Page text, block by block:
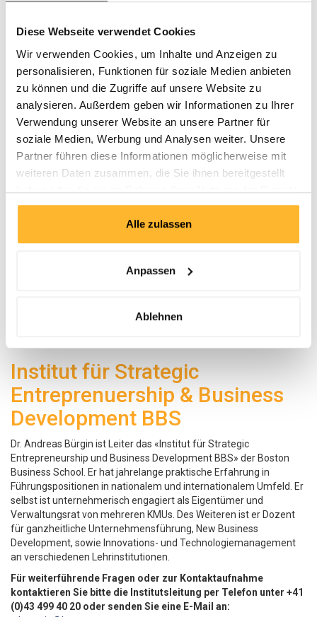
Diese Webseite verwendet Cookies
Wir verwenden Cookies, um Inhalte und Anzeigen zu
personalisieren, Funktionen für soziale Medien anbieten
zu können und die Zugriffe auf unsere Website zu
analysieren. Außerdem geben wir Informationen zu Ihrer
Verwendung unserer Website an unsere Partner für
soziale Medien, Werbung und Analysen weiter. Unsere
Partner führen diese Informationen möglicherweise mit
weiteren Daten zusammen, die Sie ihnen bereitgestellt
haben oder die sie im Rahmen Ihrer Nutzung der Dienste
gesammelt haben.
Alle zulassen
Anpassen
Ablehnen
Geschäftsmöglichkeiten
Finden und Coachen von internen
Unternehmerpersönlichkeiten
Aufbau von New Business Portfolio Management
Entwickeln einer unternehmerischen Führungskultur und
Organisationsstrukturen
Das «Institut für Strategic Entrepreneurship und Business
Development BBS» unterstützt Unternehmen, die den Anspruch
formulieren, durch bewusste Entwicklung neuer Geschäftsfelder
ihre Zukunft proaktiv zu gestalten. Sie nutzen die internen
Potenziale und bauen auf den eigenen Stärken auf, sind aber
auch offen für Kompetenzen von Aussen.
Institut für Strategic
Entreprenuership & Business
Development BBS
Dr. Andreas Bürgin ist Leiter das «Institut für Strategic
Entrepreneurship und Business Development BBS» der Boston
Business School. Er hat jahrelange praktische Erfahrung in
Führungspositionen in nationalem und internationalem Umfeld. Er
selbst ist unternehmerisch engagiert als Eigentümer und
Verwaltungsrat von mehreren KMUs. Des Weiteren ist er Dozent
für ganzheitliche Unternehmensführung, New Business
Development, sowie Innovations- und Technologiemanagement
an verschiedenen Lehrinstitutionen.
Für weiterführende Fragen oder zur Kontaktaufnahme
kontaktieren Sie bitte die Institutsleitung per Telefon unter +41
(0)43 499 40 20 oder senden Sie eine E-Mail an: